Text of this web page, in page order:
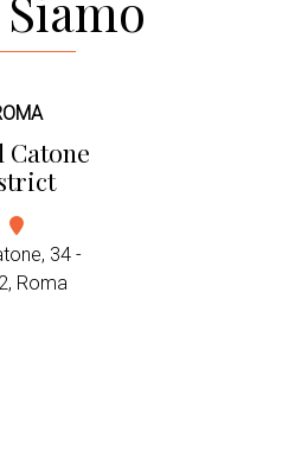
in esclusiva
Catone
34 -
Roma